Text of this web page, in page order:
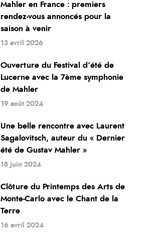
Mahler en France : premiers
rendez-vous annoncés pour la
saison à venir
13 avril 2026
Ouverture du Festival d’été de
Lucerne avec la 7ème symphonie
de Mahler
19 août 2024
Une belle rencontre avec Laurent
Sagalovitsch, auteur du « Dernier
été de Gustav Mahler »
18 juin 2024
Clôture du Printemps des Arts de
Monte-Carlo avec le Chant de la
Terre
16 avril 2024